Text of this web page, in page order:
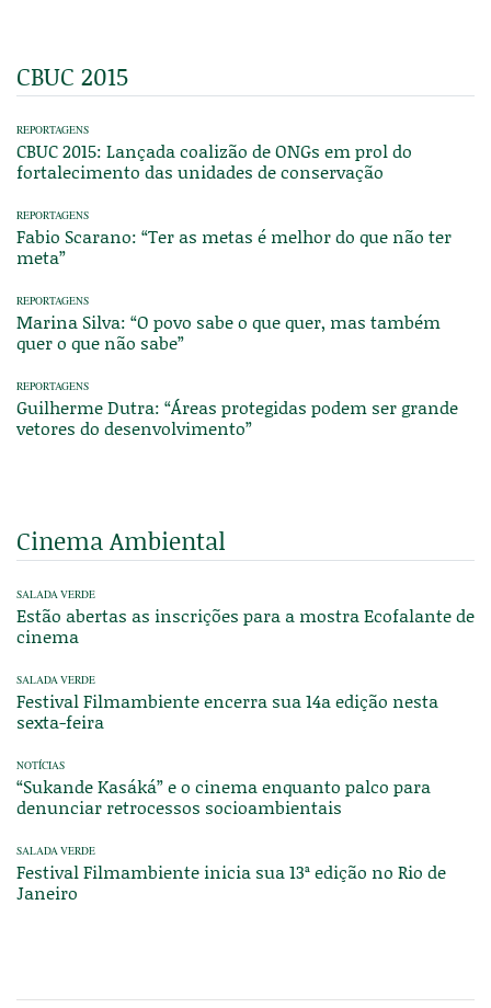
CBUC 2015
REPORTAGENS
CBUC 2015: Lançada coalizão de ONGs em prol do
fortalecimento das unidades de conservação
REPORTAGENS
Fabio Scarano: “Ter as metas é melhor do que não ter
meta”
REPORTAGENS
Marina Silva: “O povo sabe o que quer, mas também
quer o que não sabe”
REPORTAGENS
Guilherme Dutra: “Áreas protegidas podem ser grande
vetores do desenvolvimento”
Cinema Ambiental
SALADA VERDE
Estão abertas as inscrições para a mostra Ecofalante de
cinema
SALADA VERDE
Festival Filmambiente encerra sua 14a edição nesta
sexta-feira
NOTÍCIAS
“Sukande Kasáká” e o cinema enquanto palco para
denunciar retrocessos socioambientais
SALADA VERDE
Festival Filmambiente inicia sua 13ª edição no Rio de
Janeiro